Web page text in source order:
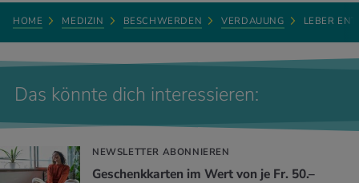
HOME MEDIZIN BESCHWERDEN VERDAUUNG LEBER
Das könnte dich interessieren:
NEWSLETTER ABONNIEREN
Geschenkkarten im Wert von je Fr. 50.–